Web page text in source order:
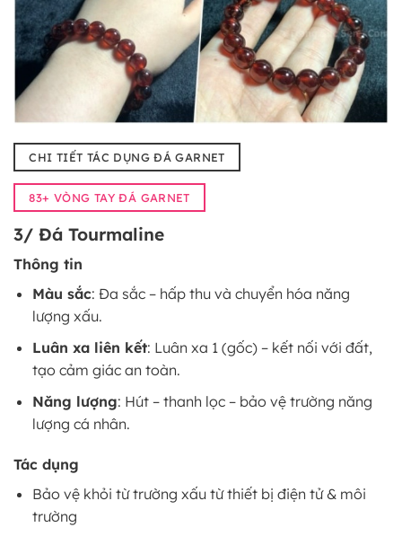
CHI TIẾT TÁC DỤNG ĐÁ GARNET
83+ VÒNG TAY ĐÁ GARNET
3/ Đá Tourmaline
Thông tin
Màu sắc: Đa sắc – hấp thu và chuyển hóa năng
lượng xấu.
Luân xa liên kết: Luân xa 1 (gốc) – kết nối với đất,
tạo cảm giác an toàn.
Năng lượng: Hút – thanh lọc – bảo vệ trường năng
lượng cá nhân.
Tác dụng
Bảo vệ khỏi từ trường xấu từ thiết bị điện tử & môi
trường